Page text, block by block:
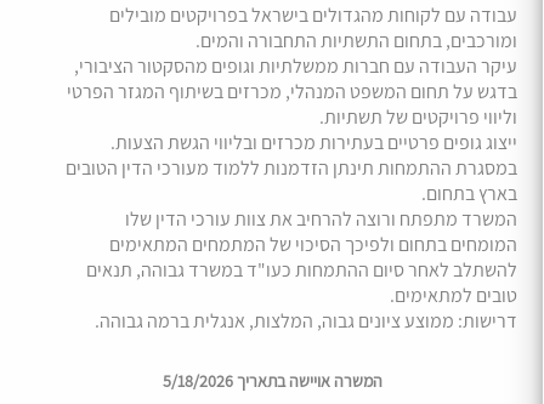
עבודה עם לקוחות מהגדולים בישראל בפרויקטים מובילים
ומורכבים, בתחום התשתיות התחבורה והמים.
עיקר העבודה עם חברות ממשלתיות וגופים מהסקטור הציבורי,
בדגש על תחום המשפט המנהלי, מכרזים בשיתוף המגזר הפרטי
וליווי פרויקטים של תשתיות.
ייצוג גופים פרטיים בעתירות מכרזים ובליווי הגשת הצעות.
במסגרת ההתמחות תינתן הזדמנות ללמוד מעורכי הדין הטובים
בארץ בתחום.
המשרד מתפתח ורוצה להרחיב את צוות עורכי הדין שלו
המומחים בתחום ולפיכך הסיכוי של המתמחים המתאימים
להשתלב לאחר סיום ההתמחות כעו"ד במשרד גבוהה, תנאים
טובים למתאימים.
דרישות: ממוצע ציונים גבוה, המלצות, אנגלית ברמה גבוהה.
המשרה אויישה בתאריך 5/18/2026